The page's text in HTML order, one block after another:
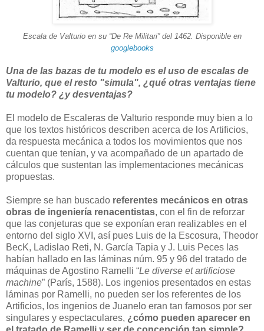
Escala de Valturio en su “De Re Militari” del 1462. Disponible en
googlebooks
Una de las bazas de tu modelo es el uso de escalas de
Valturio, que el resto "simula", ¿qué otras ventajas tiene
tu modelo? ¿y desventajas?
El modelo de Escaleras de Valturio responde muy bien a lo
que los textos históricos describen acerca de los Artificios,
da respuesta mecánica a todos los movimientos que nos
cuentan que tenían, y va acompañado de un apartado de
cálculos que sustentan las implementaciones mecánicas
propuestas.
Siempre se han buscado referentes mecánicos en otras
obras de ingeniería renacentistas, con el fin de reforzar
que las conjeturas que se exponían eran realizables en el
entorno del siglo XVI, así pues Luis de la Escosura, Theodor
BecK, Ladislao Reti, N. García Tapia y J. Luis Peces las
habían hallado en las láminas núm. 95 y 96 del tratado de
máquinas de Agostino Ramelli “Le diverse et artificiose
machine” (París, 1588). Los ingenios presentados en estas
láminas por Ramelli, no pueden ser los referentes de los
Artificios, los ingenios de Juanelo eran tan famosos por ser
singulares y espectaculares, ¿cómo pueden aparecer en